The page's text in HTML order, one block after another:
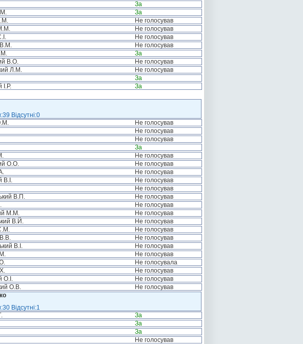
За
За
Не голосував
Не голосував
Не голосував
Не голосував
За
В.О.
Не голосував
Л.М.
Не голосував
За
І.Р.
За
Відсутні:0
Не голосував
Не голосував
Не голосував
За
Не голосував
О.О.
Не голосував
Не голосував
В.І.
Не голосував
Не голосував
В.П.
Не голосував
Не голосував
М.М.
Не голосував
В.Й.
Не голосував
Не голосував
Не голосував
В.І.
Не голосував
Не голосував
Не голосувала
Не голосував
О.І.
Не голосував
О.В.
Не голосував
Відсутні:1
За
За
За
Не голосував